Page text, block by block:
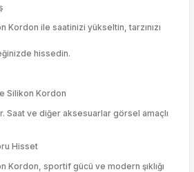
Kordon ile saatinizi yükseltin, tarzınızı
hissedin.
Silikon Kordon
Saat ve diğer aksesuarlar görsel amaçlı
Hisset
Kordon, sportif gücü ve modern şıklığı